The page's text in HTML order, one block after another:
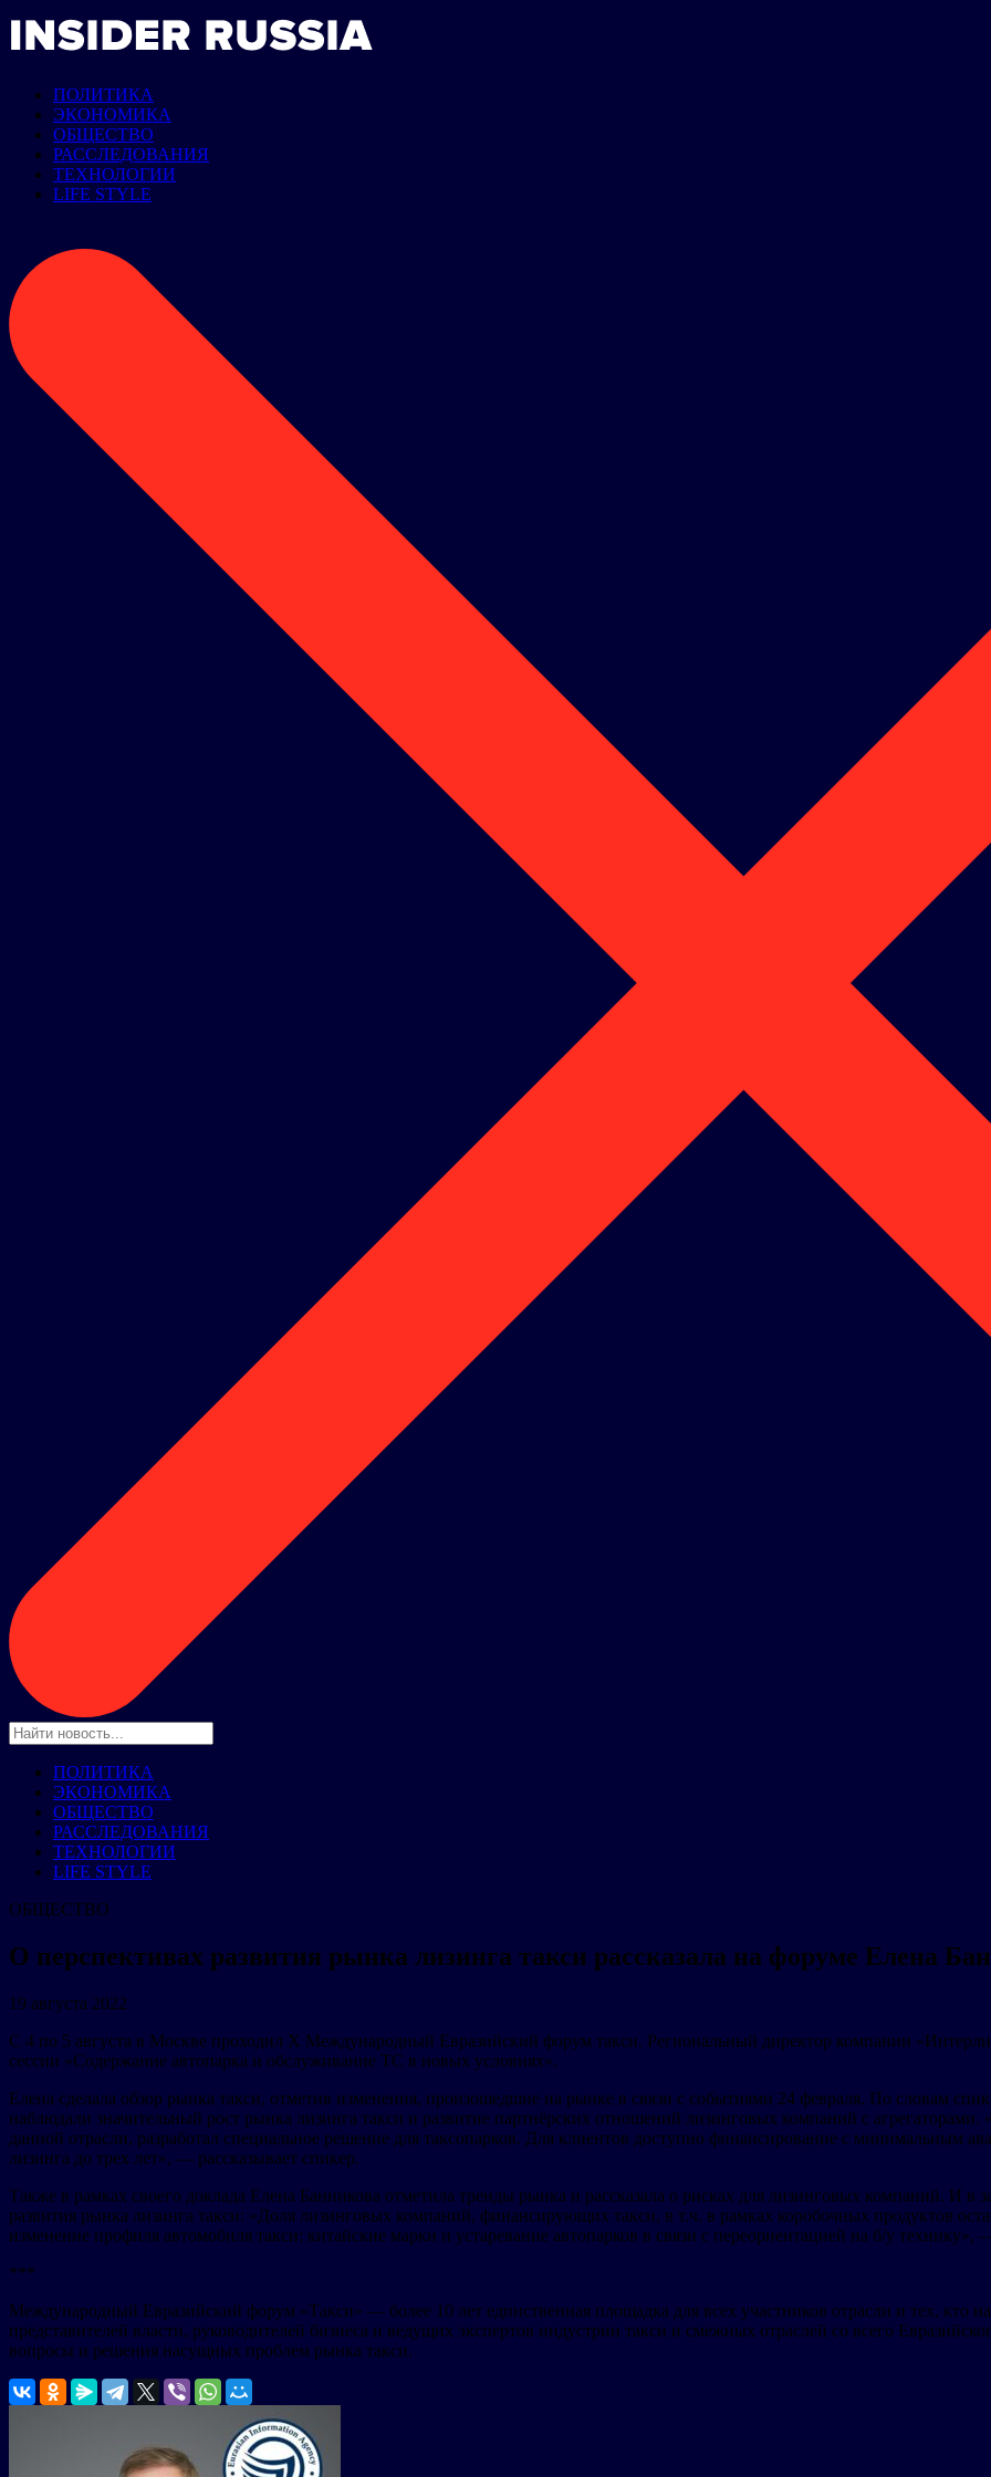
ПОЛИТИКА
ЭКОНОМИКА
ОБЩЕСТВО
РАССЛЕДОВАНИЯ
ТЕХНОЛОГИИ
LIFE STYLE
ПОЛИТИКА
ЭКОНОМИКА
ОБЩЕСТВО
РАССЛЕДОВАНИЯ
ТЕХНОЛОГИИ
LIFE STYLE
ОБЩЕСТВО
О перспективах развития рынка лизинга такси рассказала на форуме Елена
19 августа 2022
С 4 по 5 августа в Москве проходил X Международный Евразийский форум такси. Региональный директор компании
сессии «Содержание автопарка и обслуживание ТС в новых условиях».
Елена сделала обзор рынка такси, отметив изменения, произошедшие на рынке в связи с событиями 24 февраля. По словам
наблюдали значительный рост рынка лизинга такси и развитие партнёрских отношений лизинговых компаний с
данной отрасли, разработал специальное решение для таксопарков. Для клиентов доступно финансирование с минимальным
лизинга до трех лет», — рассказывает спикер.
Также в рамках своего доклада Елена Банникова отметила тренды рынка и рассказала о рисках для лизинговых компаний. И в
развития рынка лизинга такси: «Доля лизинговых компаний, финансирующих такси, в т.ч. в рамках коробочных продуктов
изменение профиля автомобиля такси: китайские марки и устаревание автопарков в связи с переориентацией на б/у
***
Международный Евразийский форум «Такси» — более 10 лет единственная площадка для всех участников отрасли и тех, кто
представителей власти, руководителей бизнеса и ведущих экспертов индустрии такси и смежных отраслей со всего
вопросы и решения насущных проблем рынка такси.